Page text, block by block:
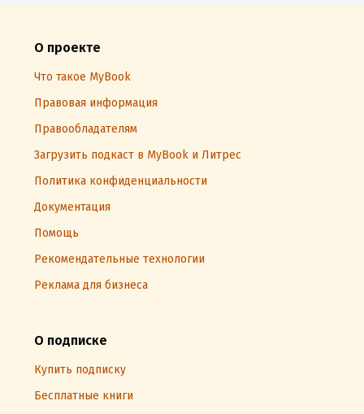
О проекте
Что такое MyBook
Правовая информация
Правообладателям
Загрузить подкаст в MyBook и Литрес
Политика конфиденциальности
Документация
Помощь
Рекомендательные технологии
Реклама для бизнеса
О подписке
Купить подписку
Бесплатные книги